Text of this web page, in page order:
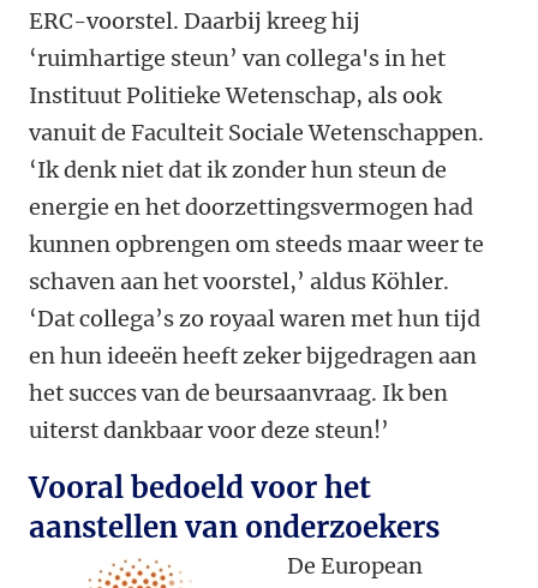
ERC-voorstel. Daarbij kreeg hij
‘ruimhartige steun’ van collega's in het
Instituut Politieke Wetenschap, als ook
vanuit de Faculteit Sociale Wetenschappen.
‘Ik denk niet dat ik zonder hun steun de
energie en het doorzettingsvermogen had
kunnen opbrengen om steeds maar weer te
schaven aan het voorstel,’ aldus Köhler.
‘Dat collega’s zo royaal waren met hun tijd
en hun ideeën heeft zeker bijgedragen aan
het succes van de beursaanvraag. Ik ben
uiterst dankbaar voor deze steun!’
Vooral bedoeld voor het
aanstellen van onderzoekers
De European